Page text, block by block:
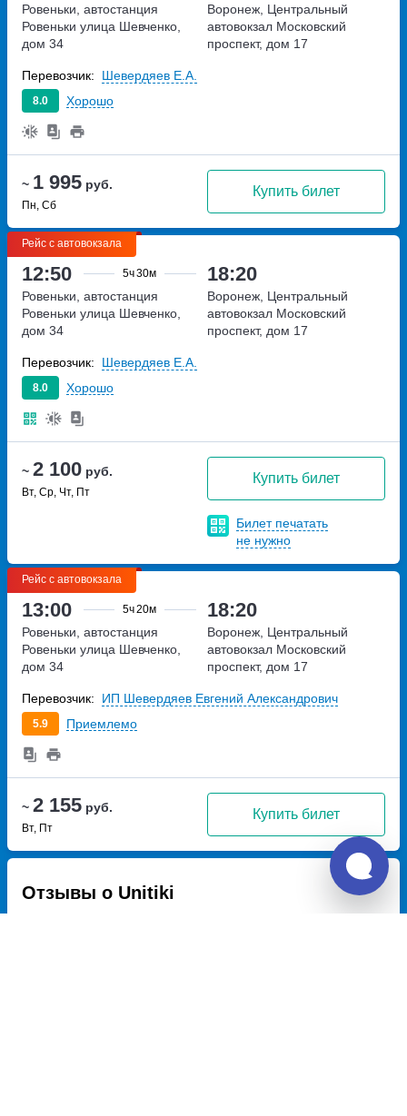
~ 1 995 руб.
Пн, Сб
Купить билет
Ровеньки, автостанция
Ровеньки улица Шевченко,
дом 34
Воронеж, Центральный
автовокзал Московский
проспект, дом 17
8.0 Хорошо
Перевозчик: Шевердяев Е.А.
Рейс с автовокзала
12:50 5ч30м 18:20
~ 2 100 руб.
Вт, Ср, Чт, Пт
Купить билет
Билет печатать
не нужно
Ровеньки, автостанция
Ровеньки улица Шевченко,
дом 34
Воронеж, Центральный
автовокзал Московский
проспект, дом 17
8.0 Хорошо
Перевозчик: Шевердяев Е.А.
Рейс с автовокзала
13:00 5ч20м 18:20
~ 2 155 руб.
Вт, Пт
Купить билет
Ровеньки, автостанция
Ровеньки улица Шевченко,
дом 34
Воронеж, Центральный
автовокзал Московский
проспект, дом 17
5.9 Приемлемо
Перевозчик: ИП Шевердяев Евгений Александрович
Отзывы о Unitiki